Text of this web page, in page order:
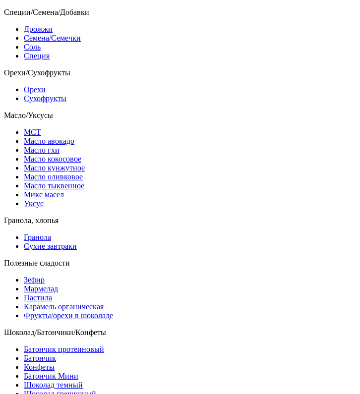
Специи/Семена/Добавки
Дрожжи
Семена/Семечки
Соль
Специя
Орехи/Сухофрукты
Орехи
Сухофрукты
Масло/Уксусы
МСТ
Масло авокадо
Масло гхи
Масло кокосовое
Масло кунжутное
Масло оливковое
Масло тыквенное
Микс масел
Уксус
Гранола, хлопья
Гранола
Сухие завтраки
Полезные сладости
Зефир
Мармелад
Пастила
Карамель органическая
Фрукты/орехи в шоколаде
Шоколад/Батончики/Конфеты
Батончик протеиновый
Батончик
Конфеты
Батончик Мини
Шоколад темный